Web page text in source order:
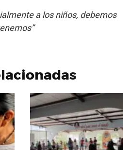
a los niños, debemos